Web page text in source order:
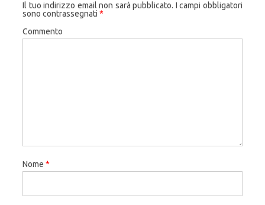
Il tuo indirizzo email non sarà pubblicato. I campi obbligatori
sono contrassegnati *
Commento
Nome *